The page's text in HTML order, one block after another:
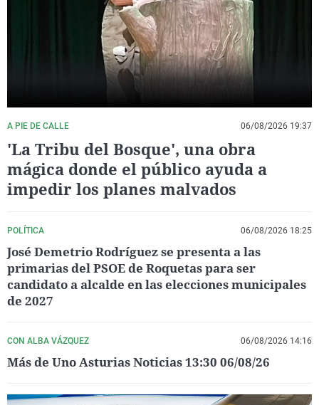
La rosa de los vientos
Gente viajera
Como el perro y el
Caso
Retornados
Equipo de
Operación Viuda
Extremadura
Galicia
La Rioja
Navarra
País Vasco
Virales
Televisión
Elecciones
A PIE DE CALLE 06/08/2026 19:37
'La Tribu del Bosque', una obra
mágica donde el público ayuda a
impedir los planes malvados
POLÍTICA 06/08/2026 18:25
José Demetrio Rodríguez se presenta a las
primarias del PSOE de Roquetas para ser
candidato a alcalde en las elecciones municipales
de 2027
CON ALBA VÁZQUEZ 06/08/2026 14:16
Más de Uno Asturias Noticias 13:30 06/08/26